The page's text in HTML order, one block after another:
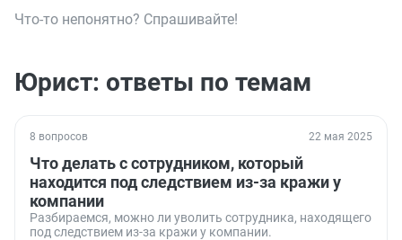
Что-то непонятно? Спрашивайте!
Юрист: ответы по темам
8 вопросов 22 мая 2025
Что делать с сотрудником, который
находится под следствием из-за кражи у
компании
Разбираемся, можно ли уволить сотрудника, находящего
под следствием из-за кражи у компании.